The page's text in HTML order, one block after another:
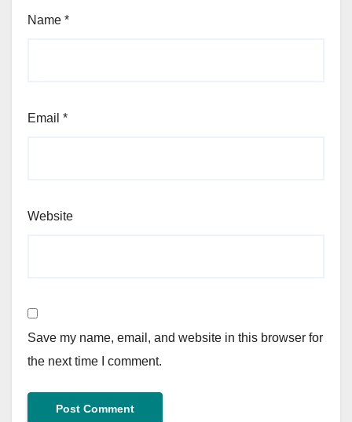
Name *
Email *
Website
Save my name, email, and website in this browser for
the next time I comment.